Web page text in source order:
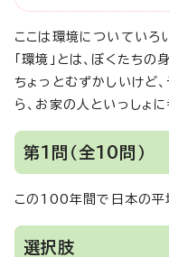
ここは環境についていろ
「環境」とは、ぼくたち
ちょっとむずかしいけど
ら、お家の人といっしょ
第1問（全10問）
この100年間で日本の平
選択肢